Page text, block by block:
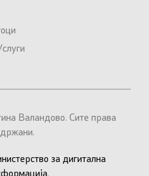
Валандово. Сите права
за дигитална